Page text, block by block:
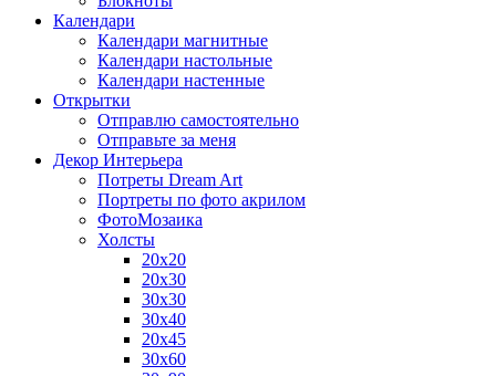
Календари
Календари магнитные
Календари настольные
Календари настенные
Открытки
Отправлю самостоятельно
Отправьте за меня
Декор Интерьера
Потреты Dream Art
Портреты по фото акрилом
ФотоМозаика
Холсты
20х20
20х30
30х30
30х40
20х45
30х60